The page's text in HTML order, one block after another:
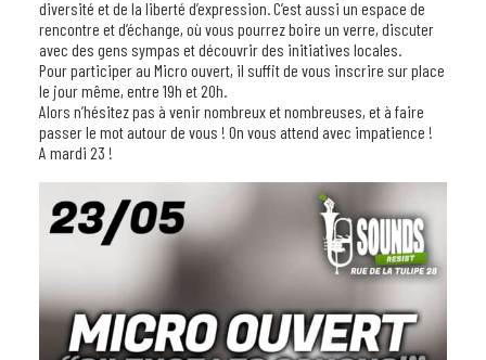
diversité et de la liberté d’expression. C’est aussi un espace de
rencontre et d’échange, où vous pourrez boire un verre, discuter
avec des gens sympas et découvrir des initiatives locales.
Pour participer au Micro ouvert, il suffit de vous inscrire sur place
le jour même, entre 19h et 20h.
Alors n’hésitez pas à venir nombreux et nombreuses, et à faire
passer le mot autour de vous ! On vous attend avec impatience !
A mardi 23 !